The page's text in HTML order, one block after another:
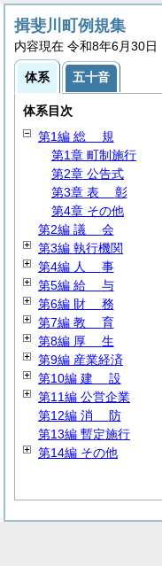
揖斐川町例規集
内容現在 令和8年6月30日
体系 五十音
体系目次
第1編 総 規
第1章 町制施行
第2章 公告式
第3章 表 彰
第4章 その他
第2編 議 会
第3編 執行機関
第4編 人 事
第5編 給 与
第6編 財 務
第7編 教 育
第8編 厚 生
第9編 産業経済
第10編 建 設
第11編 公営企業
第12編 消 防
第13編 暫定施行
第14編 その他